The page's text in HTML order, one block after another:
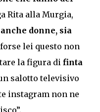
Rita alla Murgia,
anche donne, sia
lei questo non
la figura di finta
salotto televisivo
instagram non ne